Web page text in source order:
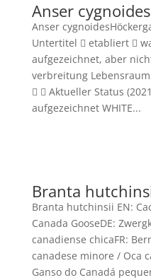
Anser cygnoides
Anser
Untertitel  etabliert 
aufgezeichnet, aber
verbreitung
  Aktueller Status
aufgezeichnet WHITE...
Branta
Branta hutchinsii EN:
Canada GooseDE:
canadiense chicaFR:
canadese minore / Oca
Ganso do Canadá